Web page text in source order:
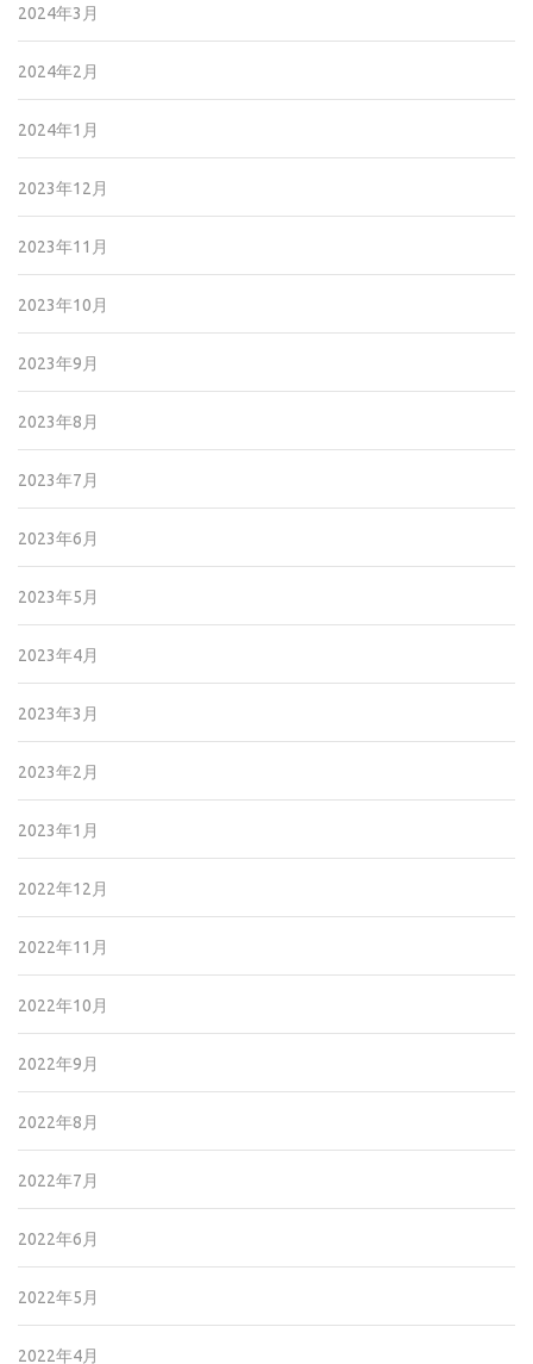
2024年3月
2024年2月
2024年1月
2023年12月
2023年11月
2023年10月
2023年9月
2023年8月
2023年7月
2023年6月
2023年5月
2023年4月
2023年3月
2023年2月
2023年1月
2022年12月
2022年11月
2022年10月
2022年9月
2022年8月
2022年7月
2022年6月
2022年5月
2022年4月